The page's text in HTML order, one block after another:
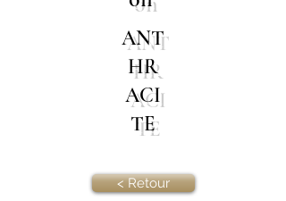
ANT
HR
ACI
TE
< Retour